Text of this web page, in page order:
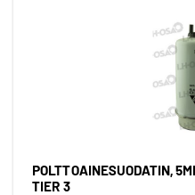
POLTTOAINESUODATIN,
TIER 3